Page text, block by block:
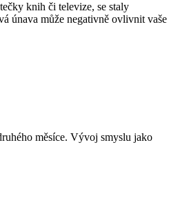
knih či televize, se staly
únava může negativně ovlivnit vaše
měsíce. Vývoj smyslu jako